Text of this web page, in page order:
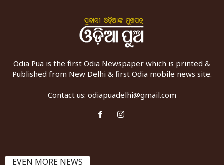
Odia Pua is the first Odia Newspaper which is printed &
Published from New Delhi & first Odia mobile news site.
Contact us: odiapuadelhi@gmail.com
EVEN MORE NEWS